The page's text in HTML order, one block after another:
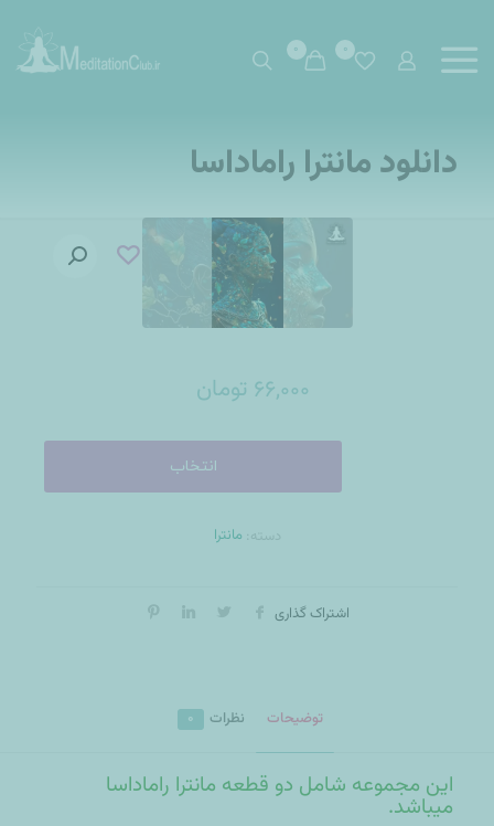
0
0
دانلود مانترا راماداسا
66,000 تومان
انتخاب
دسته: مانترا
اشتراک گذاری
توضیحات نظرات 0
این مجموعه شامل دو قطعه مانترا راماداسا
میباشد.